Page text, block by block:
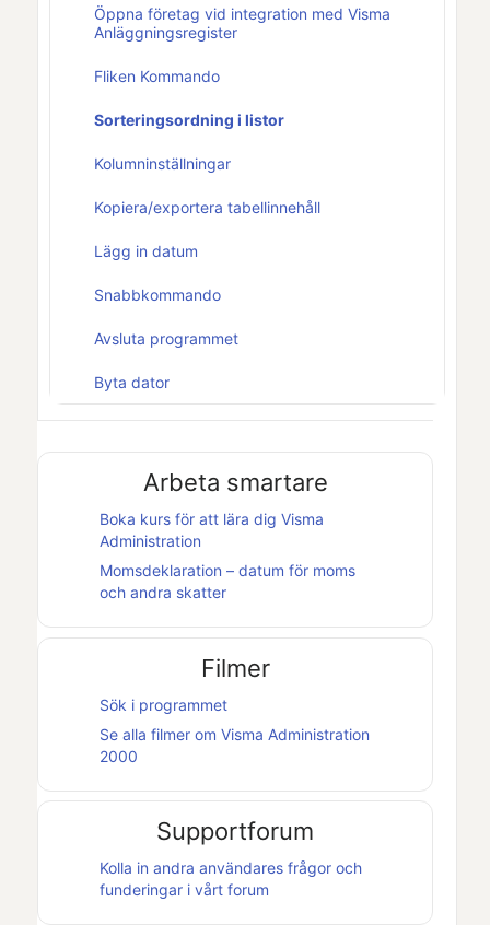
Öppna företag vid integration med Visma
Anläggningsregister
Fliken Kommando
Sorteringsordning i listor
Kolumninställningar
Kopiera/exportera tabellinnehåll
Lägg in datum
Snabbkommando
Avsluta programmet
Byta dator
Arbeta smartare
Boka kurs för att lära dig Visma
Administration
Momsdeklaration – datum för moms
och andra skatter
Filmer
Sök i programmet
Se alla filmer om Visma Administration
2000
Supportforum
Kolla in andra användares frågor och
funderingar i vårt forum